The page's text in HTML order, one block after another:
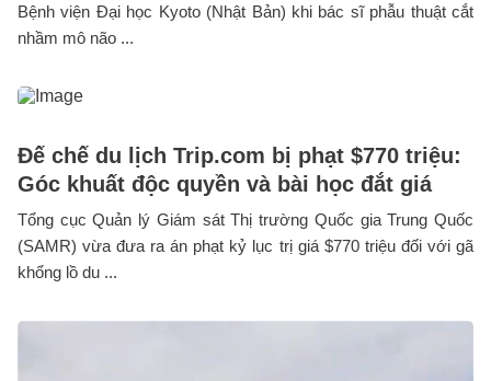
Bệnh viện Đại học Kyoto (Nhật Bản) khi bác sĩ phẫu thuật cắt
nhầm mô não ...
Đế chế du lịch Trip.com bị phạt $770 triệu:
Góc khuất độc quyền và bài học đắt giá
Tổng cục Quản lý Giám sát Thị trường Quốc gia Trung Quốc
(SAMR) vừa đưa ra án phạt kỷ lục trị giá $770 triệu đối với gã
khổng lồ du ...